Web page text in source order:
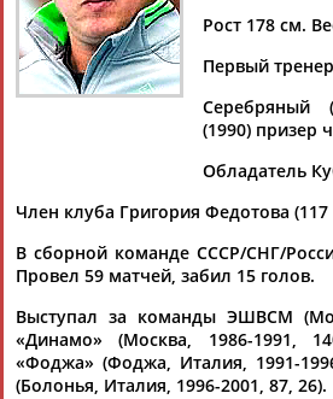
Игорь
КОЛЫВАНОВ
Ваш запрос: "Игорь
Документы 1-10 из 19 найденных
1 2
Матч ЛЕГЕНД сборной СССР и
...Шишкин, Александр Самедов,
Кирьяков,Игорь Колыванов,
Яхимович, Заза...
(Проект:Информационное агентство
Рост 178 см.
Первый
Серебряный
(1990) призер
Обладатель
Член клуба Григория Федотова
В сборной команде СССР/СНГ/
Провел 59 матчей, забил 15 голов.
Выступал за команды ЭШВСМ
«Динамо» (Москва, 1986-1991,
«Фоджа» (Фоджа, Италия, 1991-
(Болонья, Италия, 1996-2001, 87, 26).